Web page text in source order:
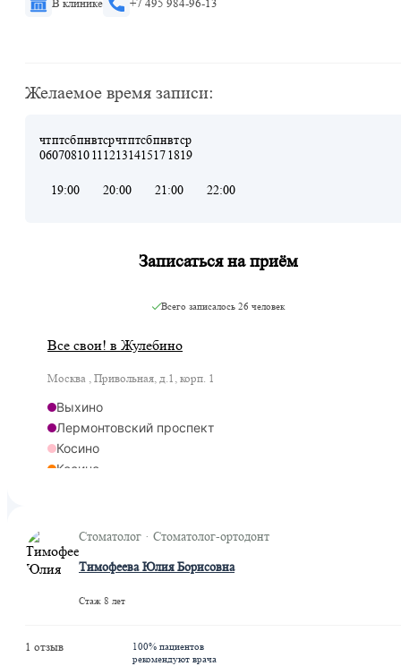
В клинике +7 495 984-96-13
Желаемое время записи:
чт
06
пт
07
сб
08
пн
10
вт
11
ср
12
чт
13
пт
14
сб
15
пн
17
вт
18
ср
19
19:00 20:00 21:00 22:00
Записаться на приём
Всего записалось 26 человек
Все свои! в Жулебино
Москва , Привольная, д.1, корп. 1
Выхино
Лермонтовский проспект
Косино
Косино
Стоматолог · Стоматолог-ортодонт
Тимофеева Юлия Борисовна
Стаж 8 лет
1 отзыв
100% пациентов
рекомендуют врача